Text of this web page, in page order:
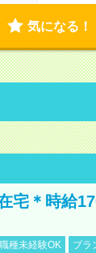
気になる！
宅＊時給
職種未経験OK ブラ